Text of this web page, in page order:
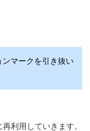
マークを引き抜い
利用していきます。